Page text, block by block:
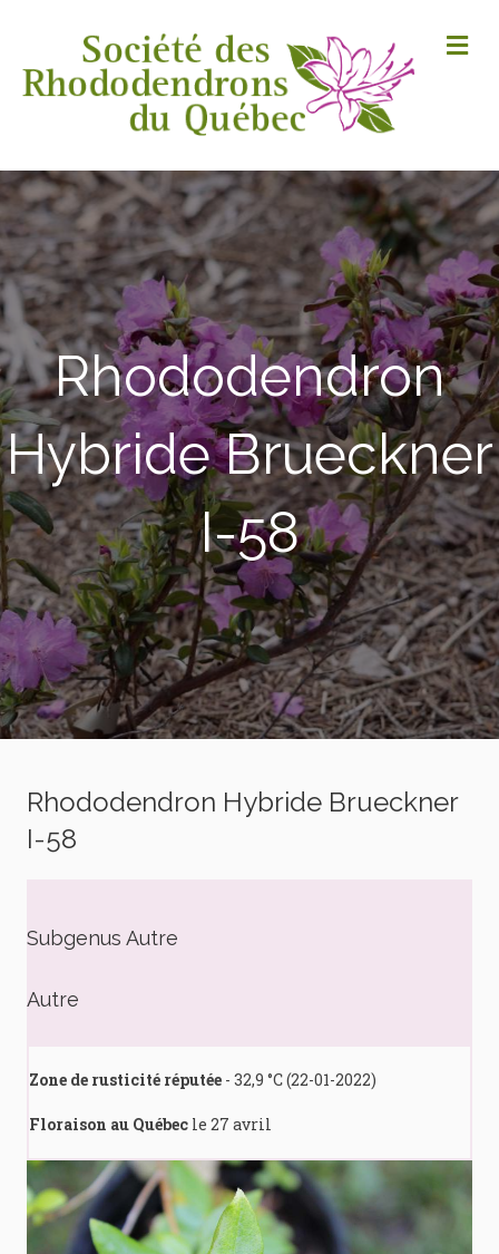
Rhododendron
Hybride Brueckner
I-58
Rhododendron Hybride Brueckner
I-58
Subgenus Autre
Autre
Zone de rusticité réputée - 32,9 °C (22-01-2022)
Floraison au Québec le 27 avril